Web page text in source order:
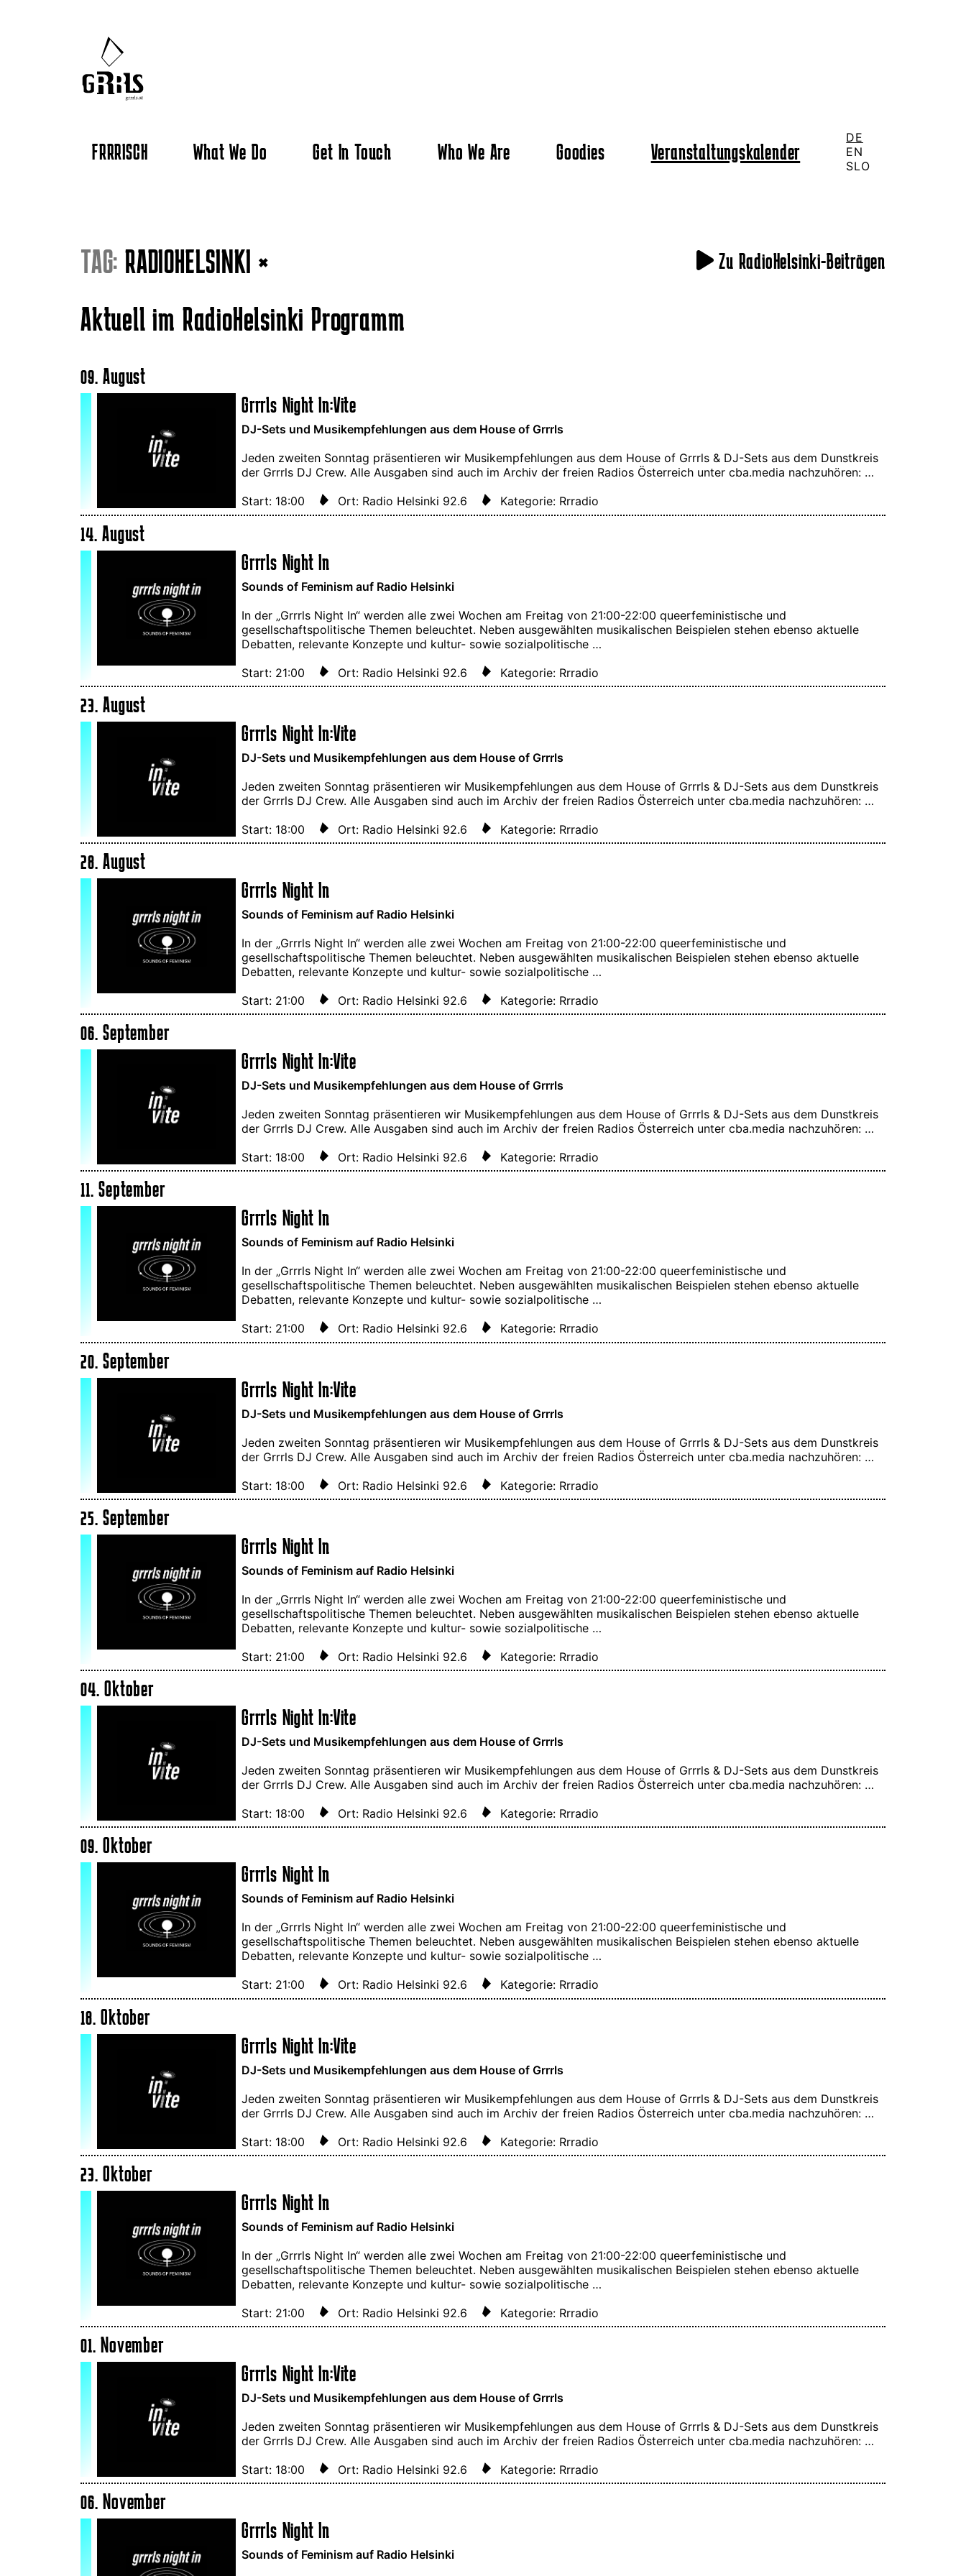
FRRRISCH What We Do Get In Touch Who We Are Goodies Veranstaltungskalender
DE
EN
SLO
TAG: RADIOHELSINKI × Zu RadioHelsinki-Beiträgen
Aktuell im RadioHelsinki Programm
09. August
Grrrls Night In:Vite
DJ-Sets und Musikempfehlungen aus dem House of Grrrls
Jeden zweiten Sonntag präsentieren wir Musikempfehlungen aus dem House of Grrrls & DJ-Sets aus dem Dunstkreis
der Grrrls DJ Crew. Alle Ausgaben sind auch im Archiv der freien Radios Österreich unter cba.media nachzuhören: …
Start: 18:00 Ort: Radio Helsinki 92.6 Kategorie: Rrradio
14. August
Grrrls Night In
Sounds of Feminism auf Radio Helsinki
In der „Grrrls Night In“ werden alle zwei Wochen am Freitag von 21:00-22:00 queerfeministische und
gesellschaftspolitische Themen beleuchtet. Neben ausgewählten musikalischen Beispielen stehen ebenso aktuelle
Debatten, relevante Konzepte und kultur- sowie sozialpolitische …
Start: 21:00 Ort: Radio Helsinki 92.6 Kategorie: Rrradio
23. August
Grrrls Night In:Vite
DJ-Sets und Musikempfehlungen aus dem House of Grrrls
Jeden zweiten Sonntag präsentieren wir Musikempfehlungen aus dem House of Grrrls & DJ-Sets aus dem Dunstkreis
der Grrrls DJ Crew. Alle Ausgaben sind auch im Archiv der freien Radios Österreich unter cba.media nachzuhören: …
Start: 18:00 Ort: Radio Helsinki 92.6 Kategorie: Rrradio
28. August
Grrrls Night In
Sounds of Feminism auf Radio Helsinki
In der „Grrrls Night In“ werden alle zwei Wochen am Freitag von 21:00-22:00 queerfeministische und
gesellschaftspolitische Themen beleuchtet. Neben ausgewählten musikalischen Beispielen stehen ebenso aktuelle
Debatten, relevante Konzepte und kultur- sowie sozialpolitische …
Start: 21:00 Ort: Radio Helsinki 92.6 Kategorie: Rrradio
06. September
Grrrls Night In:Vite
DJ-Sets und Musikempfehlungen aus dem House of Grrrls
Jeden zweiten Sonntag präsentieren wir Musikempfehlungen aus dem House of Grrrls & DJ-Sets aus dem Dunstkreis
der Grrrls DJ Crew. Alle Ausgaben sind auch im Archiv der freien Radios Österreich unter cba.media nachzuhören: …
Start: 18:00 Ort: Radio Helsinki 92.6 Kategorie: Rrradio
11. September
Grrrls Night In
Sounds of Feminism auf Radio Helsinki
In der „Grrrls Night In“ werden alle zwei Wochen am Freitag von 21:00-22:00 queerfeministische und
gesellschaftspolitische Themen beleuchtet. Neben ausgewählten musikalischen Beispielen stehen ebenso aktuelle
Debatten, relevante Konzepte und kultur- sowie sozialpolitische …
Start: 21:00 Ort: Radio Helsinki 92.6 Kategorie: Rrradio
20. September
Grrrls Night In:Vite
DJ-Sets und Musikempfehlungen aus dem House of Grrrls
Jeden zweiten Sonntag präsentieren wir Musikempfehlungen aus dem House of Grrrls & DJ-Sets aus dem Dunstkreis
der Grrrls DJ Crew. Alle Ausgaben sind auch im Archiv der freien Radios Österreich unter cba.media nachzuhören: …
Start: 18:00 Ort: Radio Helsinki 92.6 Kategorie: Rrradio
25. September
Grrrls Night In
Sounds of Feminism auf Radio Helsinki
In der „Grrrls Night In“ werden alle zwei Wochen am Freitag von 21:00-22:00 queerfeministische und
gesellschaftspolitische Themen beleuchtet. Neben ausgewählten musikalischen Beispielen stehen ebenso aktuelle
Debatten, relevante Konzepte und kultur- sowie sozialpolitische …
Start: 21:00 Ort: Radio Helsinki 92.6 Kategorie: Rrradio
04. Oktober
Grrrls Night In:Vite
DJ-Sets und Musikempfehlungen aus dem House of Grrrls
Jeden zweiten Sonntag präsentieren wir Musikempfehlungen aus dem House of Grrrls & DJ-Sets aus dem Dunstkreis
der Grrrls DJ Crew. Alle Ausgaben sind auch im Archiv der freien Radios Österreich unter cba.media nachzuhören: …
Start: 18:00 Ort: Radio Helsinki 92.6 Kategorie: Rrradio
09. Oktober
Grrrls Night In
Sounds of Feminism auf Radio Helsinki
In der „Grrrls Night In“ werden alle zwei Wochen am Freitag von 21:00-22:00 queerfeministische und
gesellschaftspolitische Themen beleuchtet. Neben ausgewählten musikalischen Beispielen stehen ebenso aktuelle
Debatten, relevante Konzepte und kultur- sowie sozialpolitische …
Start: 21:00 Ort: Radio Helsinki 92.6 Kategorie: Rrradio
18. Oktober
Grrrls Night In:Vite
DJ-Sets und Musikempfehlungen aus dem House of Grrrls
Jeden zweiten Sonntag präsentieren wir Musikempfehlungen aus dem House of Grrrls & DJ-Sets aus dem Dunstkreis
der Grrrls DJ Crew. Alle Ausgaben sind auch im Archiv der freien Radios Österreich unter cba.media nachzuhören: …
Start: 18:00 Ort: Radio Helsinki 92.6 Kategorie: Rrradio
23. Oktober
Grrrls Night In
Sounds of Feminism auf Radio Helsinki
In der „Grrrls Night In“ werden alle zwei Wochen am Freitag von 21:00-22:00 queerfeministische und
gesellschaftspolitische Themen beleuchtet. Neben ausgewählten musikalischen Beispielen stehen ebenso aktuelle
Debatten, relevante Konzepte und kultur- sowie sozialpolitische …
Start: 21:00 Ort: Radio Helsinki 92.6 Kategorie: Rrradio
01. November
Grrrls Night In:Vite
DJ-Sets und Musikempfehlungen aus dem House of Grrrls
Jeden zweiten Sonntag präsentieren wir Musikempfehlungen aus dem House of Grrrls & DJ-Sets aus dem Dunstkreis
der Grrrls DJ Crew. Alle Ausgaben sind auch im Archiv der freien Radios Österreich unter cba.media nachzuhören: …
Start: 18:00 Ort: Radio Helsinki 92.6 Kategorie: Rrradio
06. November
Grrrls Night In
Sounds of Feminism auf Radio Helsinki